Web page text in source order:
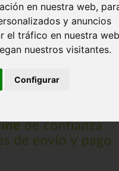
en nuestra web,
y anuncios
el tráfico en nuestra
nuestros visitantes.
Configurar